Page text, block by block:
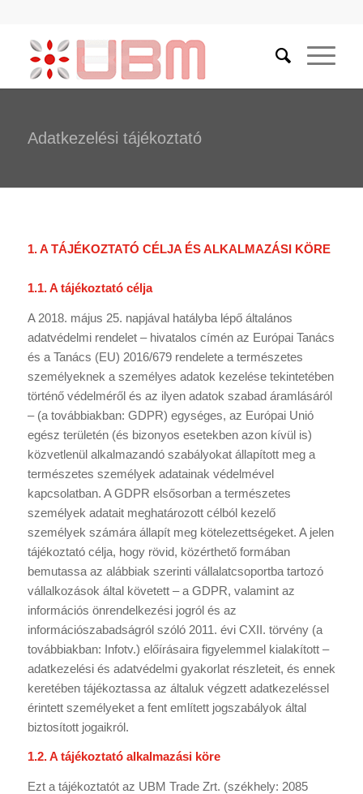
Adatkezelési tájékoztató
1. A TÁJÉKOZTATÓ CÉLJA ÉS ALKALMAZÁSI KÖRE
1.1. A tájékoztató célja
A 2018. május 25. napjával hatályba lépő általános
adatvédelmi rendelet – hivatalos címén az Európai Tanács
és a Tanács (EU) 2016/679 rendelete a természetes
személyeknek a személyes adatok kezelése tekintetében
történő védelméről és az ilyen adatok szabad áramlásáról
– (a továbbiakban: GDPR) egységes, az Európai Unió
egész területén (és bizonyos esetekben azon kívül is)
közvetlenül alkalmazandó szabályokat állapított meg a
természetes személyek adatainak védelmével
kapcsolatban. A GDPR elsősorban a természetes
személyek adatait meghatározott célból kezelő
személyek számára állapít meg kötelezettségeket. A jelen
tájékoztató célja, hogy rövid, közérthető formában
bemutassa az alábbiak szerinti vállalatcsoportba tartozó
vállalkozások által követett – a GDPR, valamint az
információs önrendelkezési jogról és az
információszabadságról szóló 2011. évi CXII. törvény (a
továbbiakban: Infotv.) előírásaira figyelemmel kialakított –
adatkezelési és adatvédelmi gyakorlat részleteit, és ennek
keretében tájékoztassa az általuk végzett adatkezeléssel
érintett személyeket a fent említett jogszabályok által
biztosított jogaikról.
1.2. A tájékoztató alkalmazási köre
Ezt a tájékoztatót az UBM Trade Zrt. (székhely: 2085